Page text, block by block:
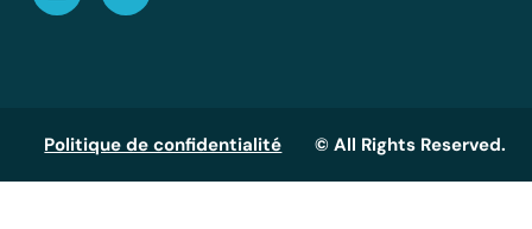
Politique de confidentialité © All Rights Reserved.